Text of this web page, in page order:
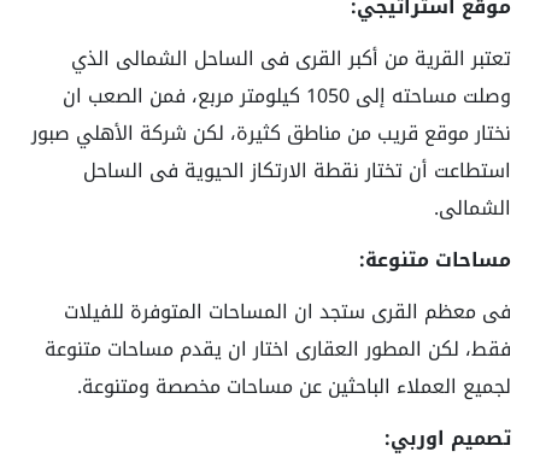
تعتبر القرية من أكبر القرى فى الساحل الشمالى الذي
وصلت مساحته إلى 1050 كيلومتر مربع، فمن الصعب ان
نختار موقع قريب من مناطق كثيرة، لكن شركة الأهلي صبور
استطاعت أن تختار نقطة الارتكاز الحيوية فى الساحل
الشمالى.
مساحات متنوعة:
فى معظم القرى ستجد ان المساحات المتوفرة للفيلات
فقط، لكن المطور العقارى اختار ان يقدم مساحات متنوعة
لجميع العملاء الباحثين عن مساحات مخصصة ومتنوعة.
تصميم اوربي: